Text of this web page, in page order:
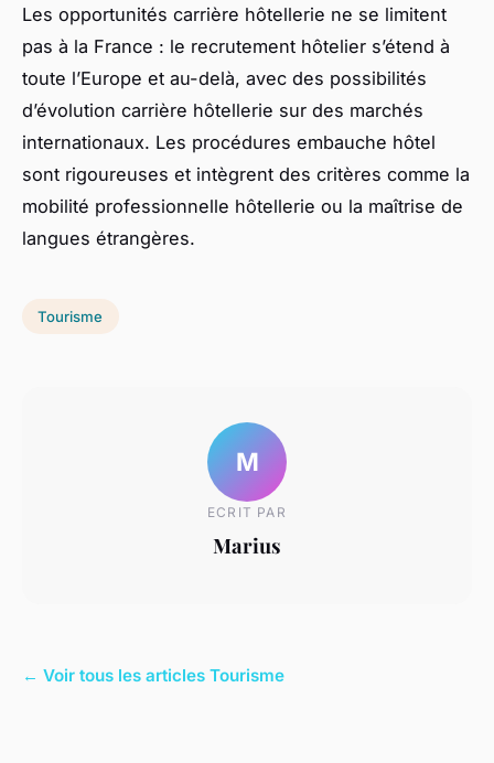
Les opportunités carrière hôtellerie ne se limitent
pas à la France : le recrutement hôtelier s’étend à
toute l’Europe et au-delà, avec des possibilités
d’évolution carrière hôtellerie sur des marchés
internationaux. Les procédures embauche hôtel
sont rigoureuses et intègrent des critères comme la
mobilité professionnelle hôtellerie ou la maîtrise de
langues étrangères.
Tourisme
M
ECRIT PAR
Marius
← Voir tous les articles Tourisme